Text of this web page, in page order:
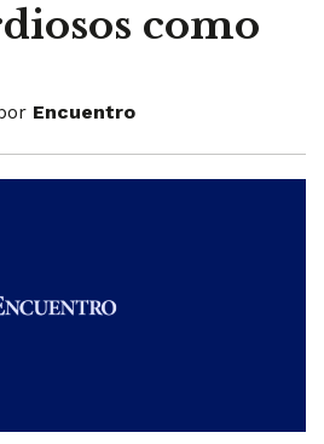
como
Encuentro